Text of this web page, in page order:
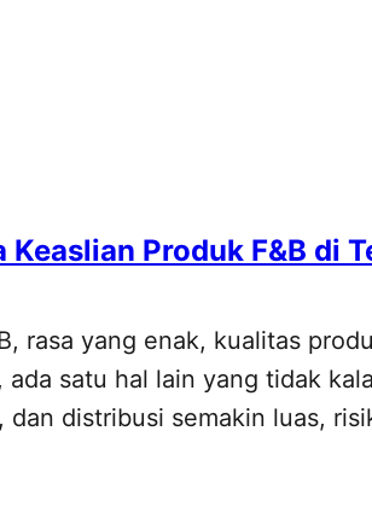
Produk F&B di
rasa yang enak, kualitas
satu hal lain yang tidak
distribusi semakin luas,